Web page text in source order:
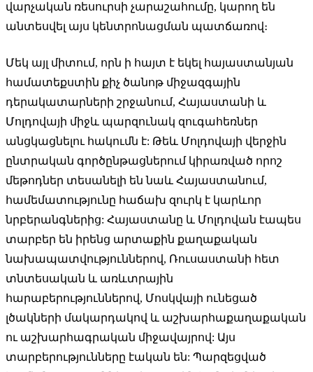
վարչական ռեսուրսի չարաշահումը, կարող են
անտեսվել այս կենտրոնացման պատճառով։
Մեկ այլ միտում, որն ի հայտ է եկել հայաստանյան
համատեքստին քիչ ծանոթ միջազգային
դերակատարների շրջանում, Հայաստանի և
Մոլդովայի միջև պարզունակ զուգահեռներ
անցկացնելու հակումն է: Թեև Մոլդովայի վերջին
ընտրական գործընթացներում կիրառված որոշ
մեթոդներ տեսանելի են նաև Հայաստանում,
համեմատությունը հաճախ զուրկ է կարևոր
նրբերանգներից: Հայաստանը և Մոլդովան էապես
տարբեր են իրենց արտաքին քաղաքական
նախապատվություններով, Ռուսաստանի հետ
տնտեսական և առևտրային
հարաբերություններով, Մոսկվայի ունեցած
լծակների մակարդակով և աշխարհաքաղաքական
ու աշխարհագրական միջավայրով: Այս
տարբերությունները էական են: Պարզեցված